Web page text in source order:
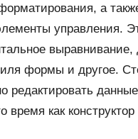
а
управления.
формы и другое.
редактировать
как конструктор